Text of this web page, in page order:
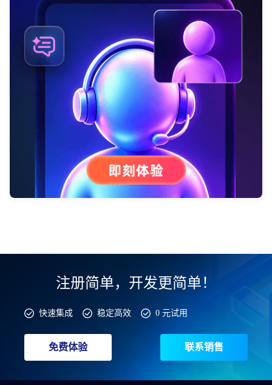
注册简单，开发更简单！
快速集成 稳定高效 0 元试用
免费体验 联系销售